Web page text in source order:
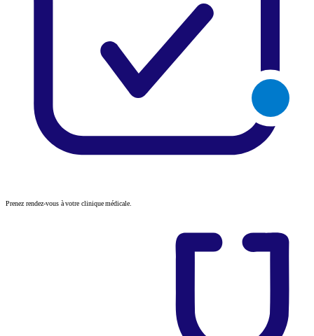
Prenez rendez-vous à votre clinique médicale.